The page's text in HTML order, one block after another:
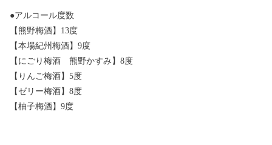
●アルコール度数
【熊野梅酒】13度
【本場紀州梅酒】9度
【にごり梅酒 熊野かすみ】8度
【りんご梅酒】5度
【ゼリー梅酒】8度
【柚子梅酒】9度